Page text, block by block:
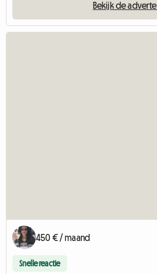
Bekijk de
450 € / maand
Snelle reactie